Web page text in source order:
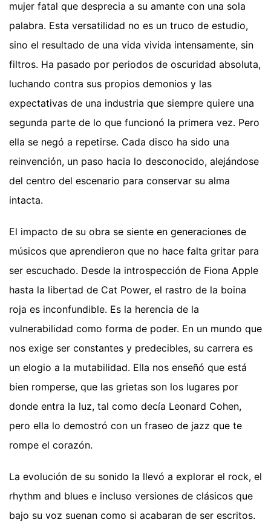
mujer fatal que desprecia a su amante con una sola
palabra. Esta versatilidad no es un truco de estudio,
sino el resultado de una vida vivida intensamente, sin
filtros. Ha pasado por periodos de oscuridad absoluta,
luchando contra sus propios demonios y las
expectativas de una industria que siempre quiere una
segunda parte de lo que funcionó la primera vez. Pero
ella se negó a repetirse. Cada disco ha sido una
reinvención, un paso hacia lo desconocido, alejándose
del centro del escenario para conservar su alma
intacta.
El impacto de su obra se siente en generaciones de
músicos que aprendieron que no hace falta gritar para
ser escuchado. Desde la introspección de Fiona Apple
hasta la libertad de Cat Power, el rastro de la boina
roja es inconfundible. Es la herencia de la
vulnerabilidad como forma de poder. En un mundo que
nos exige ser constantes y predecibles, su carrera es
un elogio a la mutabilidad. Ella nos enseñó que está
bien romperse, que las grietas son los lugares por
donde entra la luz, tal como decía Leonard Cohen,
pero ella lo demostró con un fraseo de jazz que te
rompe el corazón.
La evolución de su sonido la llevó a explorar el rock, el
rhythm and blues e incluso versiones de clásicos que
bajo su voz suenan como si acabaran de ser escritos.